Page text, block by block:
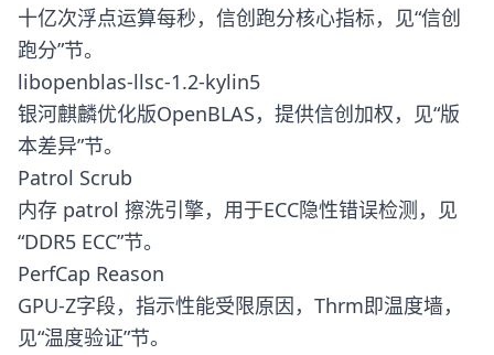
十亿次浮点运算每秒，信创跑分核心指标，见“信创
跑分”节。
libopenblas-llsc-1.2-kylin5
银河麒麟优化版OpenBLAS，提供信创加权，见“版
本差异”节。
Patrol Scrub
内存 patrol 擦洗引擎，用于ECC隐性错误检测，见
“DDR5 ECC”节。
PerfCap Reason
GPU-Z字段，指示性能受限原因，Thrm即温度墙，
见“温度验证”节。